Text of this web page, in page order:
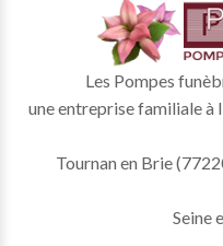
Les Pompes
une entreprise familiale à
Tournan en Brie
Seine